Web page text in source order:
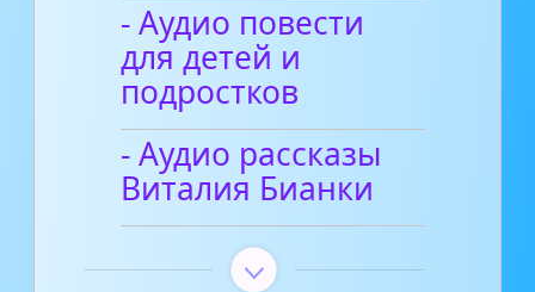
- Аудио повести
для детей и
подростков
- Аудио рассказы
Виталия Бианки